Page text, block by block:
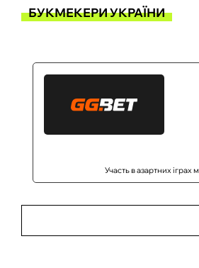
БУКМЕКЕРИ УКРАЇНИ
Участь в азартних